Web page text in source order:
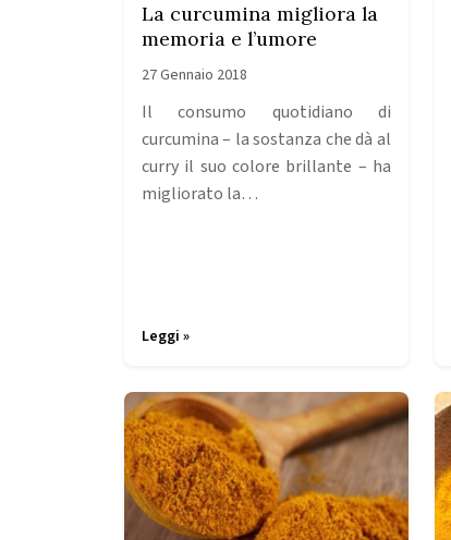
La curcumina migliora la
memoria e l’umore
27 Gennaio 2018
Il consumo quotidiano di
curcumina – la sostanza che dà al
curry il suo colore brillante – ha
migliorato la…
Leggi »